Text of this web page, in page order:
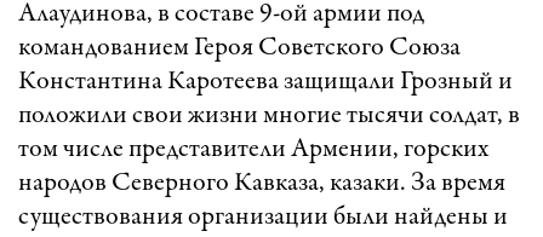
Алаудинова, в составе 9-ой армии под
командованием Героя Советского Союза
Константина Каротеева защищали Грозный и
положили свои жизни многие тысячи солдат, в
том числе представители Армении, горских
народов Северного Кавказа, казаки. За время
существования организации были найдены и